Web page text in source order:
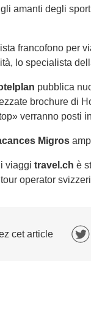
amanti degli
francofono per
lo specialista
pubblica
brochure di
verranno posti
Migros
viaggi travel.ch è
operator
cet article